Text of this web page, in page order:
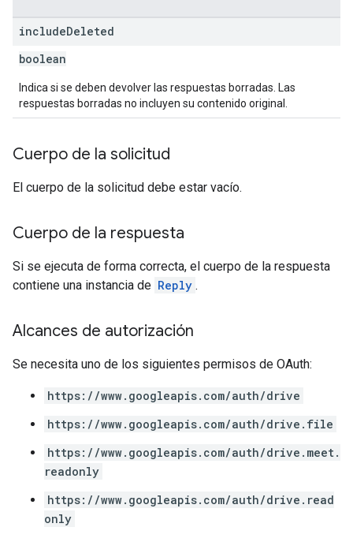
includeDeleted
boolean
Indica si se deben devolver las respuestas borradas. Las
respuestas borradas no incluyen su contenido original.
Cuerpo de la solicitud
El cuerpo de la solicitud debe estar vacío.
Cuerpo de la respuesta
Si se ejecuta de forma correcta, el cuerpo de la respuesta
contiene una instancia de Reply .
Alcances de autorización
Se necesita uno de los siguientes permisos de OAuth:
https://www.googleapis.com/auth/drive
https://www.googleapis.com/auth/drive.file
https://www.googleapis.com/auth/drive.meet.
readonly
https://www.googleapis.com/auth/drive.read
only